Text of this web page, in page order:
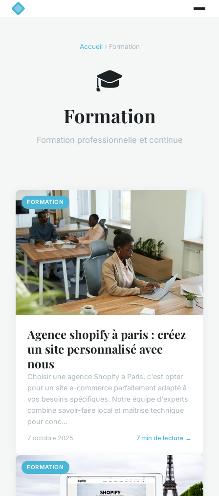
Accueil› Formation
🎓
Formation
Formation professionnelle et continue
FORMATION
Agence shopify à paris : créez
un site personnalisé avec
nous
Choisir une agence Shopify à Paris, c'est opter
pour un site e-commerce parfaitement adapté à
vos besoins spécifiques. Notre équipe d'experts
combine savoir-faire local et maîtrise technique
pour conc...
7 octobre 2025 7 min de lecture →
FORMATION